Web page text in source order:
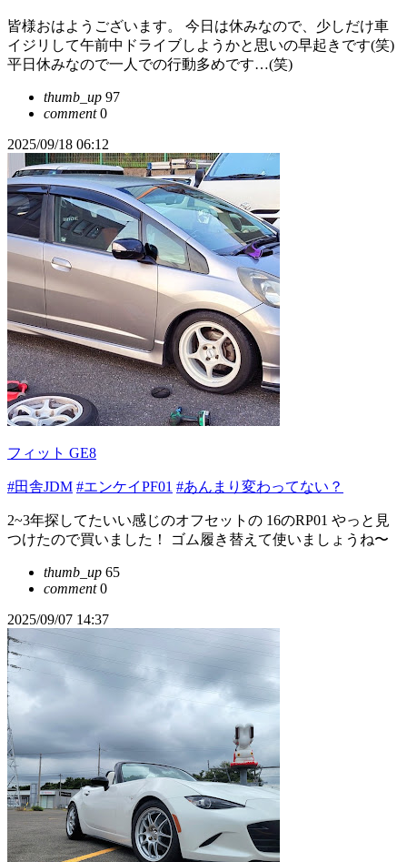
皆様おはようございます。 今日は休みなので、少しだけ車
イジリして午前中ドライブしようかと思いの早起きです(笑)
平日休みなので一人での行動多めです…(笑)
thumb_up 97
comment0
2025/09/18 06:12
フィット GE8
#田舎JDM #エンケイPF01 #あんまり変わってない？
2~3年探してたいい感じのオフセットの 16のRP01 やっと見
つけたので買いました！ ゴム履き替えて使いましょうね〜
thumb_up 65
comment0
2025/09/07 14:37